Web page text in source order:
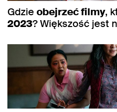
Gdzie obejrzeć filmy,
2023? Większość jest